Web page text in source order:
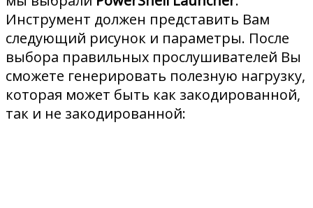
Инструмент должен представить Вам
следующий рисунок и параметры. После
выбора правильных прослушивателей Вы
сможете генерировать полезную нагрузку,
которая может быть как закодированной,
так и не закодированной: